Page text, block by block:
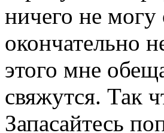
ничего не могу
окончательно
этого мне
свяжутся. Так
Запасайтесь